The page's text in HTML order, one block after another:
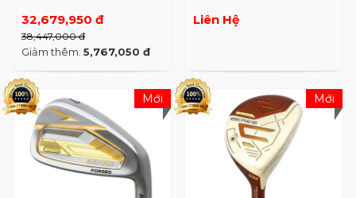
32,679,950 đ
38,447,000 đ
Giảm thêm: 5,767,050 đ
Liên Hệ
Mới Mới